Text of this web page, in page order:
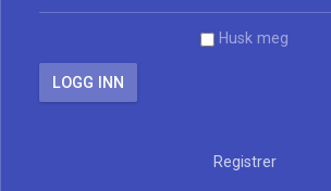
Husk meg
Registrer